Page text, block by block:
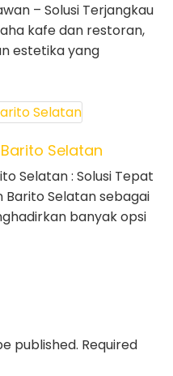
– Solusi Terjangkau
kafe dan restoran,
estetika yang
Selatan
Selatan : Solusi Tepat
Selatan sebagai
banyak opsi
published. Required